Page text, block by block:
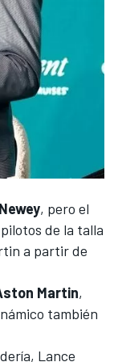
, pero el
de la talla
a partir de
Martin,
también
Lance